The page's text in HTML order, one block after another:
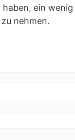
ein wenig
nehmen.